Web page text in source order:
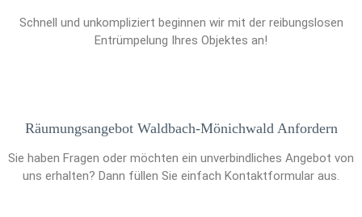
Schnell und unkompliziert beginnen wir mit der reibungslosen
Entrümpelung Ihres Objektes an!
Räumungsangebot Waldbach-Mönichwald Anfordern
Sie haben Fragen oder möchten ein unverbindliches Angebot von
uns erhalten? Dann füllen Sie einfach Kontaktformular aus.